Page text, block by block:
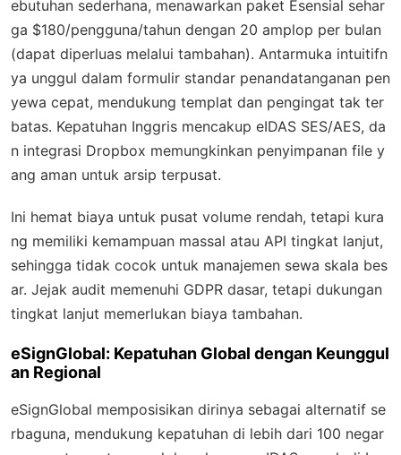
ebutuhan sederhana, menawarkan paket Esensial sehar
ga $180/pengguna/tahun dengan 20 amplop per bulan
(dapat diperluas melalui tambahan). Antarmuka intuitifn
ya unggul dalam formulir standar penandatanganan pen
yewa cepat, mendukung templat dan pengingat tak ter
batas. Kepatuhan Inggris mencakup eIDAS SES/AES, da
n integrasi Dropbox memungkinkan penyimpanan file y
ang aman untuk arsip terpusat.
Ini hemat biaya untuk pusat volume rendah, tetapi kura
ng memiliki kemampuan massal atau API tingkat lanjut,
sehingga tidak cocok untuk manajemen sewa skala bes
ar. Jejak audit memenuhi GDPR dasar, tetapi dukungan
tingkat lanjut memerlukan biaya tambahan.
eSignGlobal: Kepatuhan Global dengan Keunggul
an Regional
eSignGlobal memposisikan dirinya sebagai alternatif se
rbaguna, mendukung kepatuhan di lebih dari 100 negar